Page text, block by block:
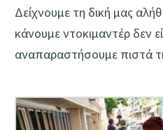
Δείχνουμε τη δική μας
κάνουμε ντοκιμαντέρ δεν
αναπαραστήσουμε πιστά